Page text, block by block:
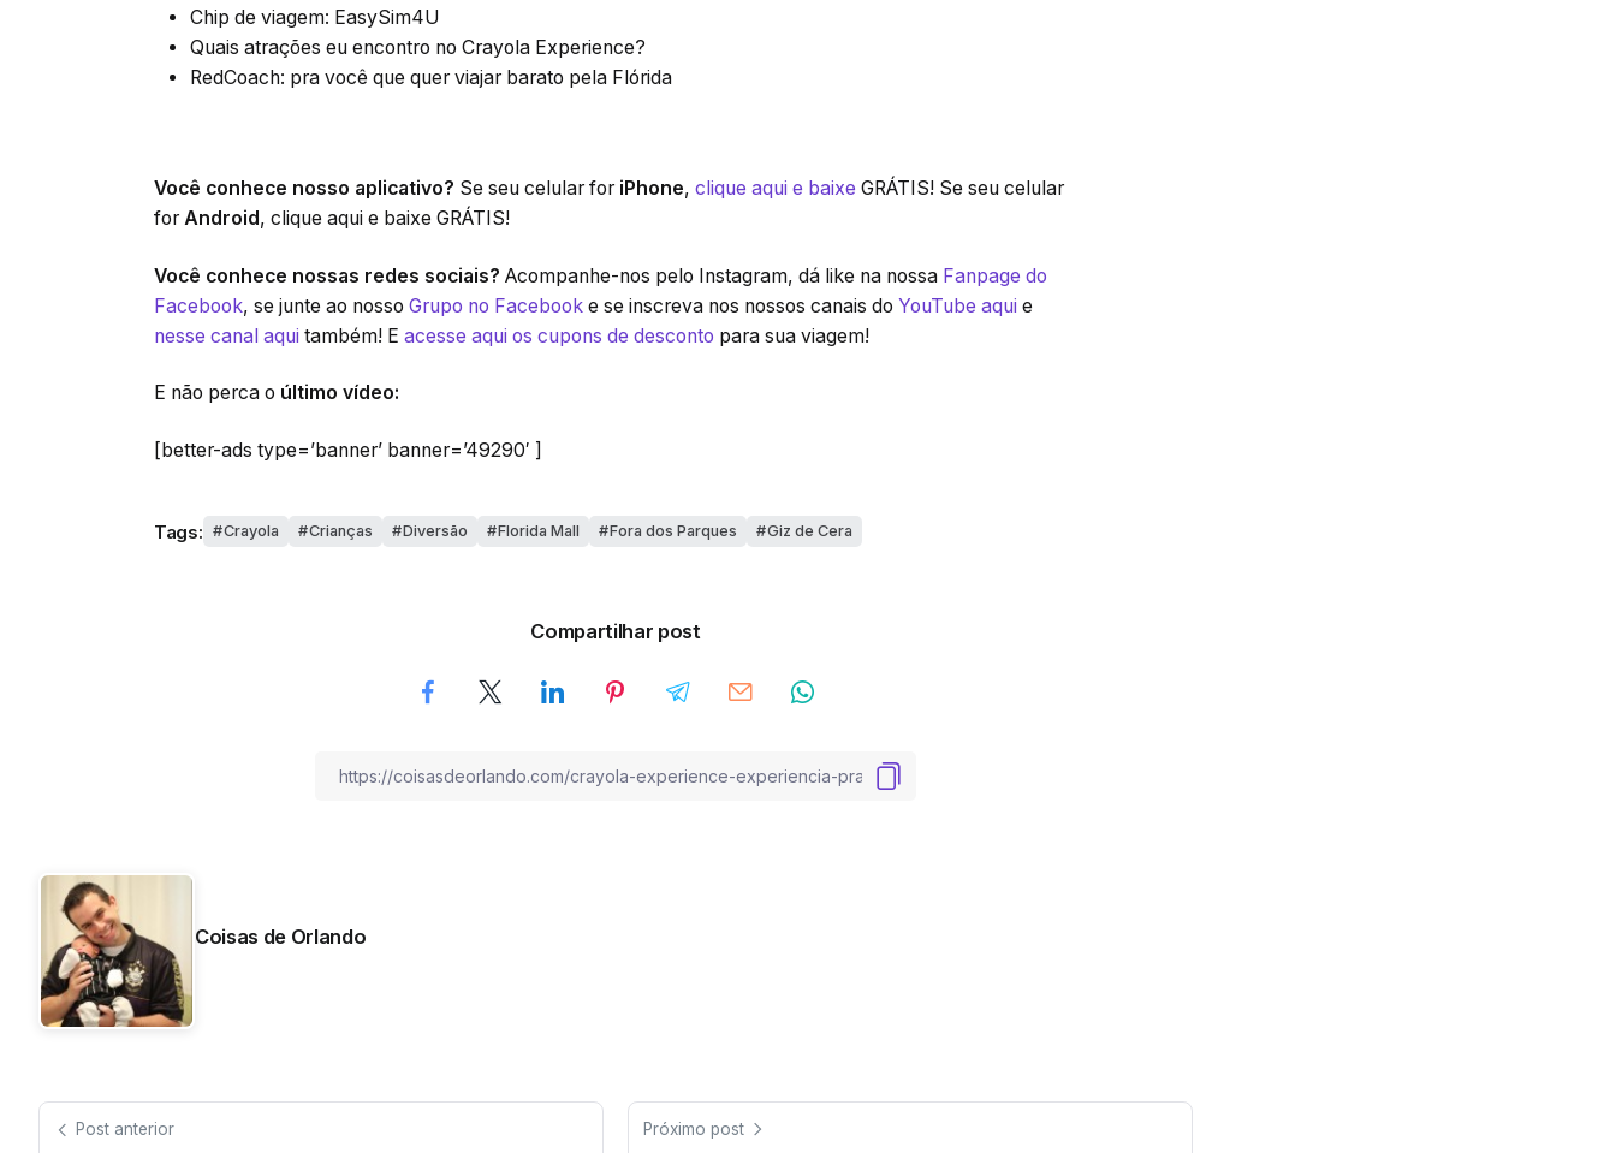
Chip de viagem: EasySim4U
Quais atrações eu encontro no Crayola Experience?
RedCoach: pra você que quer viajar barato pela Flórida
Você conhece nosso aplicativo? Se seu celular for iPhone, clique aqui e baixe GRÁTIS! Se seu celular
for Android, clique aqui e baixe GRÁTIS!
Você conhece nossas redes sociais? Acompanhe-nos pelo Instagram, dá like na nossa Fanpage do
Facebook, se junte ao nosso Grupo no Facebook e se inscreva nos nossos canais do YouTube aqui e
nesse canal aqui também! E acesse aqui os cupons de desconto para sua viagem!
E não perca o último vídeo:
[better-ads type=’banner’ banner=’49290′ ]
Tags: Crayola Crianças Diversão Florida Mall Fora dos Parques Giz de Cera
Compartilhar post
Coisas de Orlando
Post anterior Próximo post